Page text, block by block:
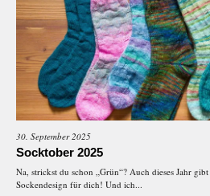
30. September 2025
Socktober 2025
Na, strickst du schon „Grün“? Auch dieses Jahr
Sockendesign für dich! Und ich...